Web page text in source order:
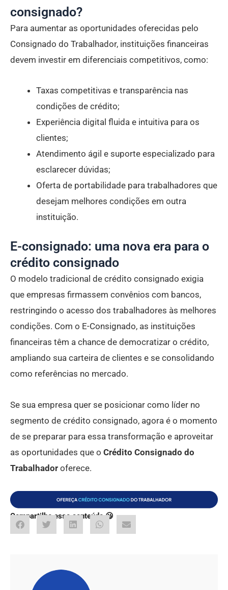
consignado?
Para aumentar as oportunidades oferecidas pelo
Consignado do Trabalhador, instituições financeiras
devem investir em diferenciais competitivos, como:
Taxas competitivas e transparência nas
condições de crédito;
Experiência digital fluida e intuitiva para os
clientes;
Atendimento ágil e suporte especializado para
esclarecer dúvidas;
Oferta de portabilidade para trabalhadores que
desejam melhores condições em outra
instituição.
E-consignado: uma nova era para o
crédito consignado
O modelo tradicional de crédito consignado exigia
que empresas firmassem convênios com bancos,
restringindo o acesso dos trabalhadores às melhores
condições. Com o E-Consignado, as instituições
financeiras têm a chance de democratizar o crédito,
ampliando sua carteira de clientes e se consolidando
como referências no mercado.
Se sua empresa quer se posicionar como líder no
segmento de crédito consignado, agora é o momento
de se preparar para essa transformação e aproveitar
as oportunidades que o Crédito Consignado do
Trabalhador oferece.
Compartilhe esse conteúdo 😃